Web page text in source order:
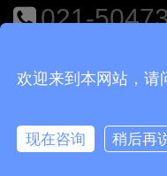
021-
欢迎来到本网站，请
现在咨询 稍后再